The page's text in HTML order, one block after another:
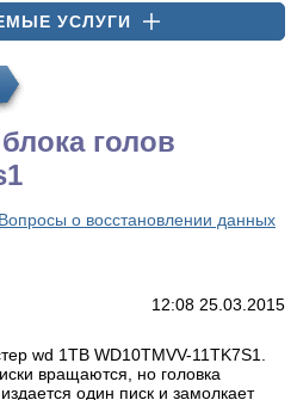
УСЛУГИ
голов
Вопросы о восстановлении данных
12:08 25.03.2015
wd 1TB WD10TMVV-11TK7S1.
вращаются, но головка
один писк и замолкает